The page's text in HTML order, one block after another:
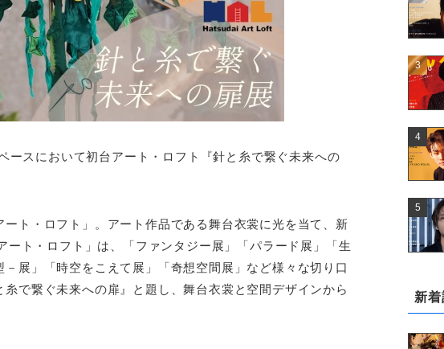
ースにおいて初台アート・ロフト『針と糸で繋ぐ未来への
ト・ロフト」。アート作品である舞台衣裳に光を当て、新
ト・ロフト」は、「ファンタジー展」「パラード展」「生
展」「時空をこえて展」「奇想空間展」など様々な切り口
で繋ぐ未来への扉』と題し、舞台衣裳と空間デザインから
新着